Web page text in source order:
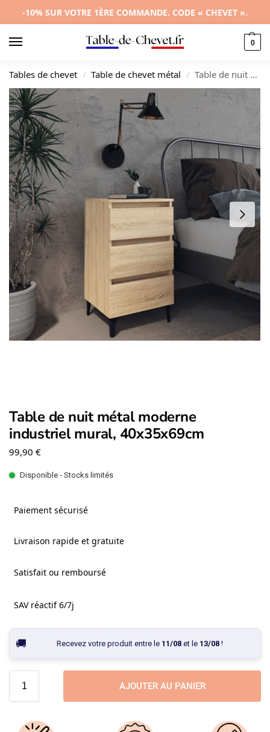
-10% SUR VOTRE 1ÈRE COMMANDE. CODE « CHEVET ».
0
Tables de chevet / Table de chevet métal / Table de nuit métal moderne industriel mural, 40x35x69cm
Table de nuit métal moderne
industriel mural, 40x35x69cm
99,90 €
Disponible - Stocks limités
Paiement sécurisé
Livraison rapide et gratuite
Satisfait ou remboursé
SAV réactif 6/7j
Recevez votre produit entre le 11/08et le 13/08!
AJOUTER AU PANIER